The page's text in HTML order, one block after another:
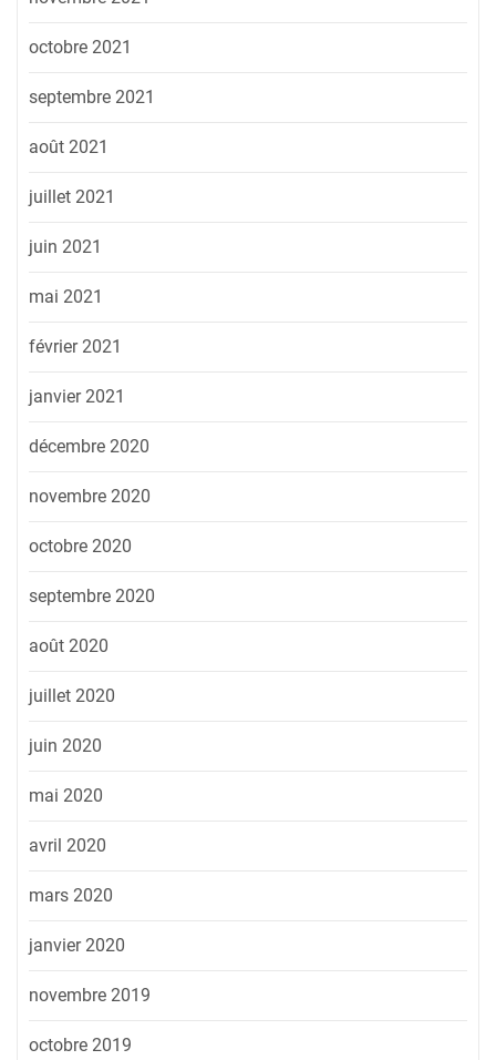
octobre 2021
septembre 2021
août 2021
juillet 2021
juin 2021
mai 2021
février 2021
janvier 2021
décembre 2020
novembre 2020
octobre 2020
septembre 2020
août 2020
juillet 2020
juin 2020
mai 2020
avril 2020
mars 2020
janvier 2020
novembre 2019
octobre 2019